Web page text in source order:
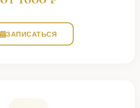
ЗАПИСАТЬСЯ